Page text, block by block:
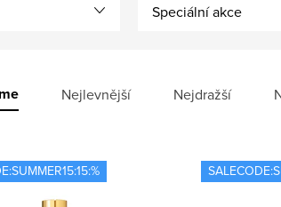
Speciální akce
Nejlevnější Nejdražší